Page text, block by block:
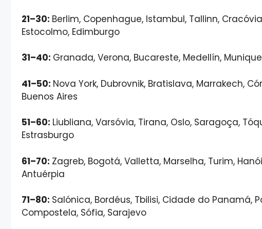
21–30: Berlim, Copenhague, Istambul, Tallinn,
Estocolmo, Edimburgo
31–40: Granada, Verona, Bucareste, Medellín,
41–50: Nova York, Dubrovnik, Bratislava, Marrakech,
Buenos Aires
51–60: Liubliana, Varsóvia, Tirana, Oslo, Saragoça,
Estrasburgo
61–70: Zagreb, Bogotá, Valletta, Marselha, Turim,
Antuérpia
71–80: Salónica, Bordéus, Tbilisi, Cidade do Panamá,
Compostela, Sófia, Sarajevo